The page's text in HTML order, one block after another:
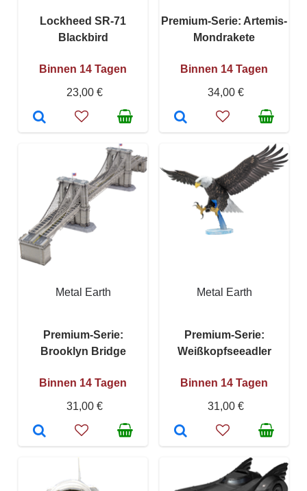
Lockheed SR-71
Blackbird
Binnen 14 Tagen
23,00 €
Premium-Serie: Artemis-
Mondrakete
Binnen 14 Tagen
34,00 €
Metal Earth
Premium-Serie:
Brooklyn Bridge
Binnen 14 Tagen
31,00 €
Metal Earth
Premium-Serie:
Weißkopfseeadler
Binnen 14 Tagen
31,00 €